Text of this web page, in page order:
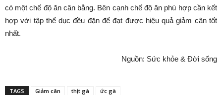
có một chế độ ăn cân bằng. Bên cạnh chế độ ăn phù hợp cần kết
hợp với tập thể dục đều đặn để đạt được hiệu quả giảm cân tốt
nhất.
Nguồn: Sức khỏe & Đời sống
TAGS Giảm cân thịt gà ức gà